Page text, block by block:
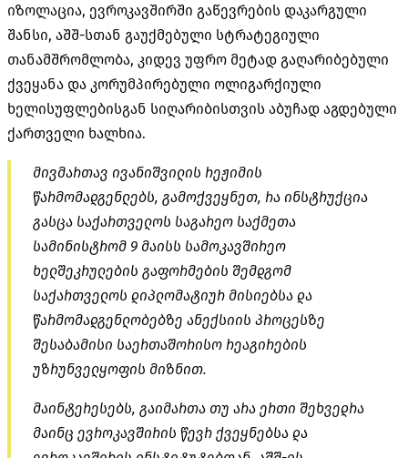
იზოლაცია, ევროკავშირში გაწევრების დაკარგული
შანსი, აშშ-სთან გაუქმებული სტრატეგიული
თანამშრომლობა, კიდევ უფრო მეტად გაღარიბებული
ქვეყანა და კორუმპირებული ოლიგარქიული
ხელისუფლებისგან სიღარიბისთვის აბუჩად აგდებული
ქართველი ხალხია.
მივმართავ ივანიშვილის რეჟიმის
წარმომადგენლებს, გამოქვეყნეთ, რა ინსტრუქცია
გასცა საქართველოს საგარეო საქმეთა
სამინისტრომ 9 მაისს სამოკავშირეო
ხელშეკრულების გაფორმების შემდგომ
საქართველოს დიპლომატიურ მისიებსა და
წარმომადგენლობებზე ანექსიის პროცესზე
შესაბამისი საერთაშორისო რეაგირების
უზრუნველყოფის მიზნით.
მაინტერესებს, გაიმართა თუ არა ერთი შეხვედრა
მაინც ევროკავშირის წევრ ქვეყნებსა და